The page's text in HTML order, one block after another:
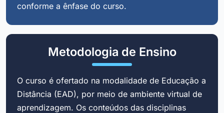
conforme a ênfase do curso.
Metodologia de Ensino
O curso é ofertado na modalidade de Educação a
Distância (EAD), por meio de ambiente virtual de
aprendizagem. Os conteúdos das disciplinas